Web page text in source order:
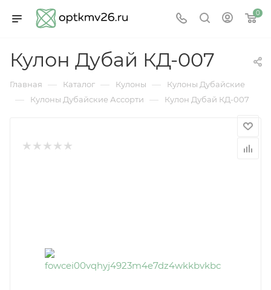
0
Кулон Дубай КД-007
Главная — Каталог — Кулоны — Кулоны Дубайские
— Кулоны Дубайские Ассорти — Кулон Дубай КД-007